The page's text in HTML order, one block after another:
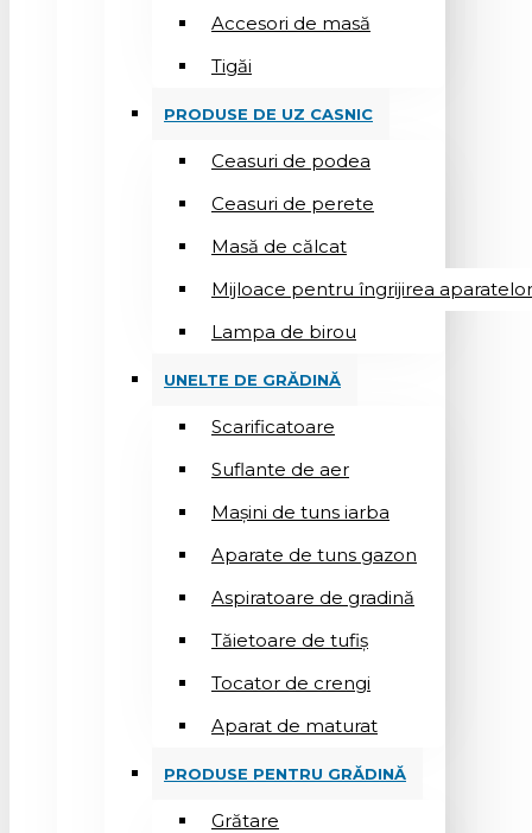
Accesori de masă
Tigăi
PRODUSE DE UZ CASNIC
Ceasuri de podea
Ceasuri de perete
Masă de călcat
Mijloace pentru îngrijirea
Lampa de birou
UNELTE DE GRĂDINĂ
Scarificatoare
Suflantе de aer
Mașini de tuns iarba
Aparate de tuns gazon
Aspiratoare de gradină
Tăietoare de tufiș
Tocator de crengi
Aparat de maturat
PRODUSE PENTRU GRĂDINĂ
Grătare